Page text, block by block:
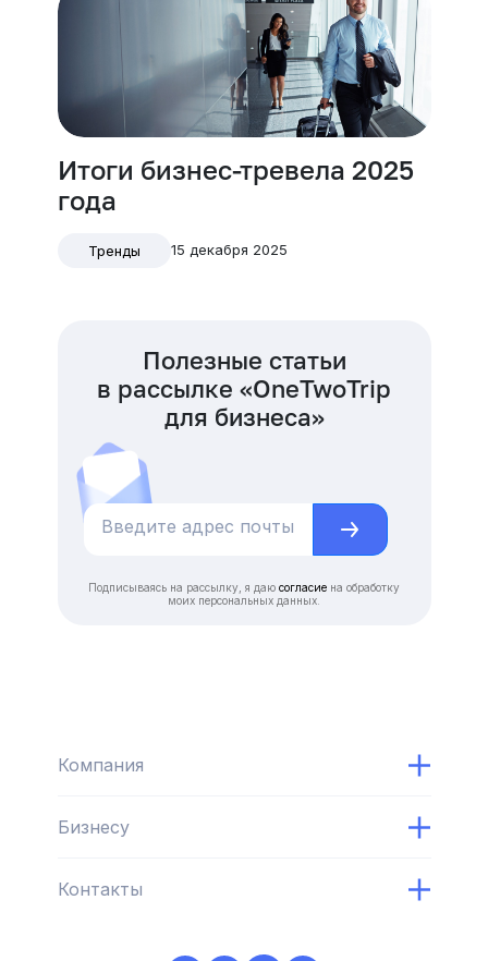
Итоги бизнес-тревела 2025
года
Тренды 15 декабря 2025
Полезные статьи
в рассылке «OneTwoTrip
для бизнеса»
Подписываясь на рассылку, я даю согласие на обработку
моих персональных данных.
Компания
Бизнесу
Контакты